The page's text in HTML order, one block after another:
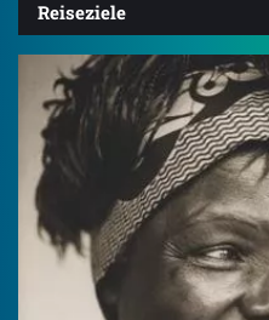
Reiseziele